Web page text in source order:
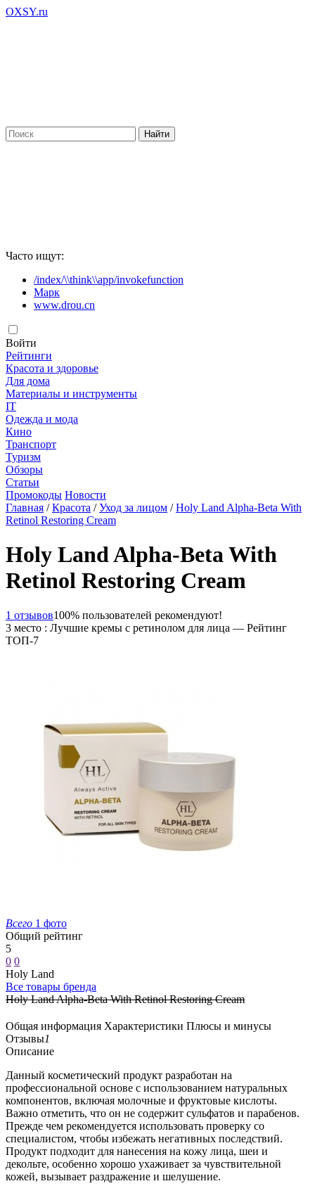
OXSY.ru
Часто ищут:
/index/\\think\\app/invokefunction
Марк
www.drou.cn
Войти
Рейтинги
Красота и здоровье
Для дома
Материалы и инструменты
IT
Одежда и мода
Кино
Транспорт
Туризм
Обзоры
Статьи
Промокоды Новости
Главная /Красота /Уход за лицом /Holy Land Alpha-Beta With
Retinol Restoring Cream
Holy Land Alpha-Beta With
Retinol Restoring Cream
1 отзывов100% пользователей рекомендуют!
3 место : Лучшие кремы с ретинолом для лица — Рейтинг
ТОП-7
Всего 1 фото
Общий рейтинг
5
0 0
Holy Land
Все товары бренда
Holy Land Alpha-Beta With Retinol Restoring Cream
Общая информация Характеристики Плюсы и минусы
Отзывы1
Описание
Данный косметический продукт разработан на
профессиональной основе с использованием натуральных
компонентов, включая молочные и фруктовые кислоты.
Важно отметить, что он не содержит сульфатов и парабенов.
Прежде чем рекомендуется использовать проверку со
специалистом, чтобы избежать негативных последствий.
Продукт подходит для нанесения на кожу лица, шеи и
декольте, особенно хорошо ухаживает за чувствительной
кожей, вызывает раздражение и шелушение.